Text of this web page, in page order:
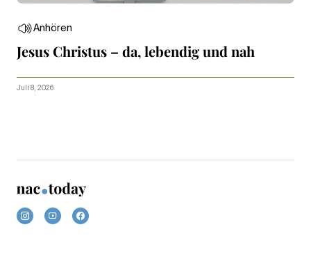
Anhören
Jesus Christus – da, lebendig und nah
Juli 8, 2026